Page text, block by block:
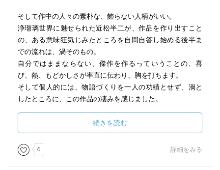
そして作中の人々の素朴な、飾らない人柄がいい。
浄瑠璃世界に魅せられた近松半二が、作品を作り出すこと
の、ある意味狂気じみたところを自問自答し始める後半ま
での流れは、渦そのもの。
自分ではままならない、傑作を作るっていうことの、喜
び、熱、もどかしさが率直に伝わり、胸を打ちます。
そして個人的には、物語づくりを一人の功績とせず、渦と
したところに、この作品の凄みを感じました。
合いが、作品を作り出す。
文体と、溶け合っていく人と人の心の描写で目が離せず一
気に読み終えました。
続きを読む
4 詳細をみる